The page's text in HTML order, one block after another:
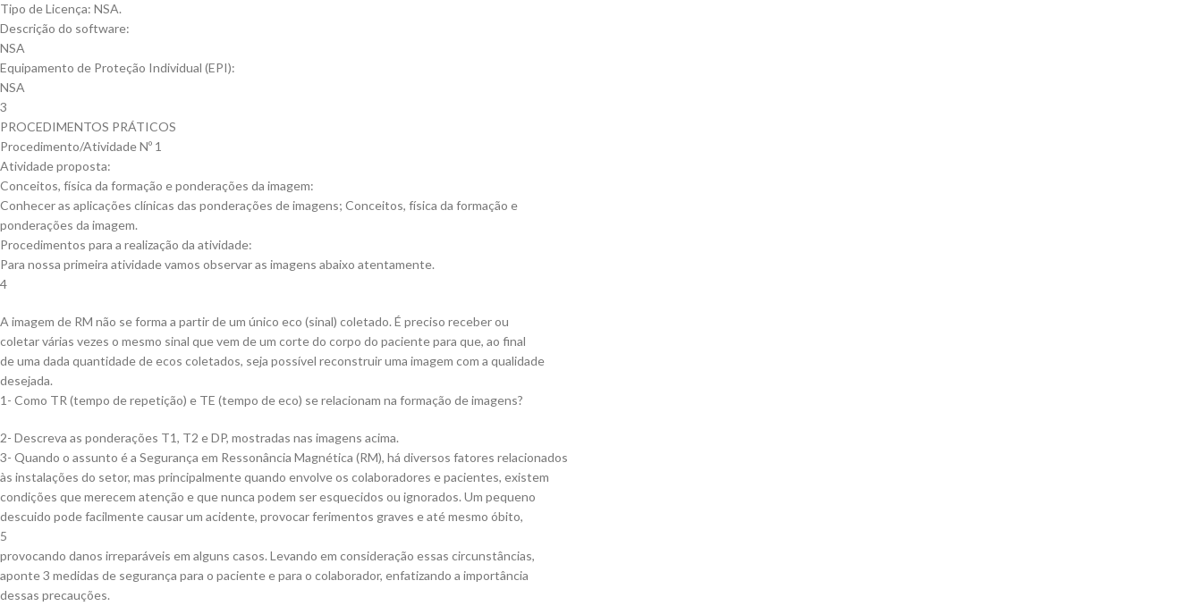
Tipo de Licença: NSA.
Descrição do software:
NSA
Equipamento de Proteção Individual (EPI):
NSA
3
PROCEDIMENTOS PRÁTICOS
Procedimento/Atividade Nº 1
Atividade proposta:
Conceitos, física da formação e ponderações da imagem:
Conhecer as aplicações clínicas das ponderações de imagens; Conceitos, física da formação e
ponderações da imagem.
Procedimentos para a realização da atividade:
Para nossa primeira atividade vamos observar as imagens abaixo atentamente.
4
A imagem de RM não se forma a partir de um único eco (sinal) coletado. É preciso receber ou
coletar várias vezes o mesmo sinal que vem de um corte do corpo do paciente para que, ao final
de uma dada quantidade de ecos coletados, seja possível reconstruir uma imagem com a qualidade
desejada.
1- Como TR (tempo de repetição) e TE (tempo de eco) se relacionam na formação de imagens?
2- Descreva as ponderações T1, T2 e DP, mostradas nas imagens acima.
3- Quando o assunto é a Segurança em Ressonância Magnética (RM), há diversos fatores relacionados
às instalações do setor, mas principalmente quando envolve os colaboradores e pacientes, existem
condições que merecem atenção e que nunca podem ser esquecidos ou ignorados. Um pequeno
descuido pode facilmente causar um acidente, provocar ferimentos graves e até mesmo óbito,
5
provocando danos irreparáveis em alguns casos. Levando em consideração essas circunstâncias,
aponte 3 medidas de segurança para o paciente e para o colaborador, enfatizando a importância
dessas precauções.